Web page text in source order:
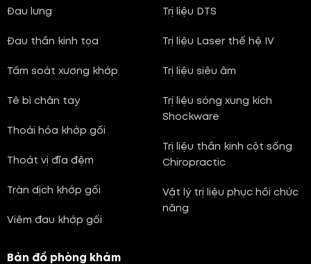
Đau lưng
Đau thần kinh tọa
Tầm soát xương khớp
Tê bì chân tay
Thoái hóa khớp gối
Thoát vị đĩa đệm
Tràn dịch khớp gối
Viêm đau khớp gối
Trị liệu DTS
Trị liệu Laser thế hệ IV
Trị liệu siêu âm
Trị liệu sóng xung kích
Shockware
Trị liệu thần kinh cột sống
Chiropractic
Vật lý trị liệu phục hồi chức
năng
Bản đồ phòng khám